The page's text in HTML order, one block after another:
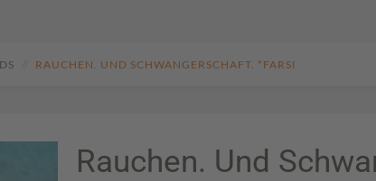
RAUCHEN. UND SCHWANGERSCHAFT. *FARSI
Rauchen. Und